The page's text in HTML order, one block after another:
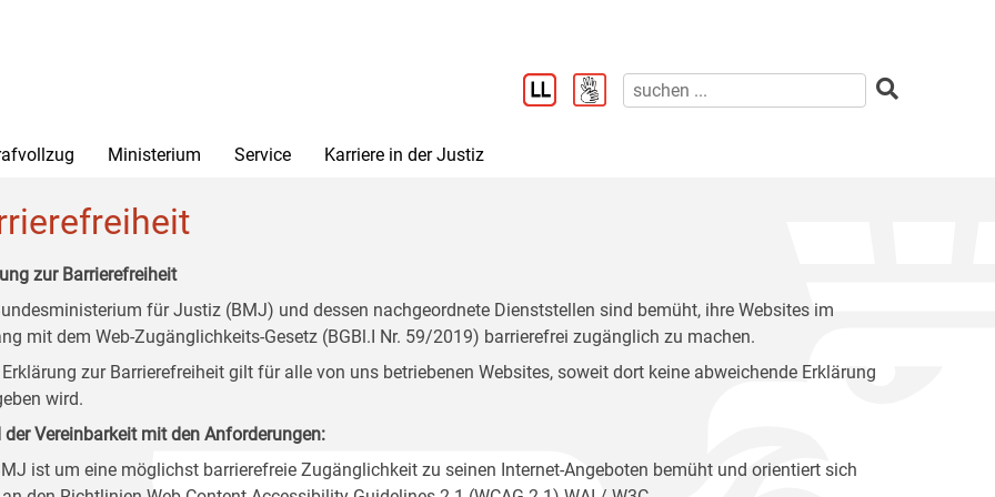
Ministerium Service Karriere in der Justiz
zur Barrierefreiheit
für Justiz (BMJ) und dessen nachgeordnete Dienststellen sind bemüht, ihre Websites im
mit dem Web-Zugänglichkeits-Gesetz (BGBl.I Nr. 59/2019) barrierefrei zugänglich zu machen.
Erklärung zur Barrierefreiheit gilt für alle von uns betriebenen Websites, soweit dort keine abweichende Erklärung
wird.
der Vereinbarkeit mit den Anforderungen:
ist um eine möglichst barrierefreie Zugänglichkeit zu seinen Internet-Angeboten bemüht und orientiert sich